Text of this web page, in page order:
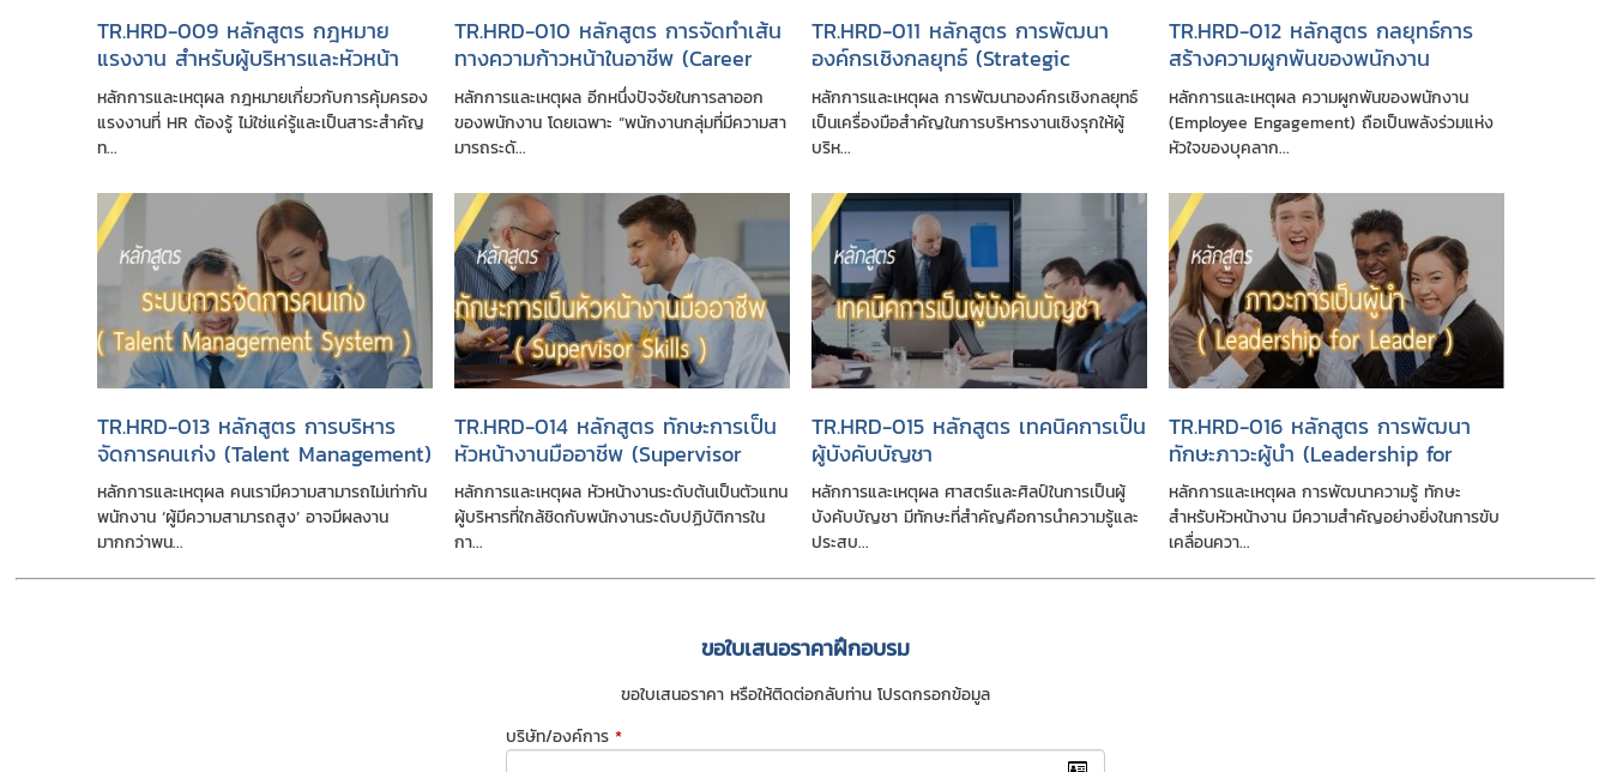
TR.HRD-009 หลักสูตร กฎหมาย
แรงงาน สำหรับผู้บริหารและหัวหน้า
งาน
หลักการและเหตุผล กฎหมายเกี่ยวกับการคุ้มครอง
แรงงานที่ HR ต้องรู้ ไม่ใช่แค่รู้และเป็นสาระสำคัญ
ท...
TR.HRD-010 หลักสูตร การจัดทำเส้น
ทางความก้าวหน้าในอาชีพ (Career
path Management)
หลักการและเหตุผล อีกหนึ่งปัจจัยในการลาออก
ของพนักงาน โดยเฉพาะ “พนักงานกลุ่มที่มีความสา
มารถระดั...
TR.HRD-011 หลักสูตร การพัฒนา
องค์กรเชิงกลยุทธ์ (Strategic
Organization Development)
หลักการและเหตุผล การพัฒนาองค์กรเชิงกลยุทธ์
เป็นเครื่องมือสำคัญในการบริหารงานเชิงรุกให้ผู้
บริห...
TR.HRD-012 หลักสูตร กลยุทธ์การ
สร้างความผูกพันของพนักงาน
หลักการและเหตุผล ความผูกพันของพนักงาน
(Employee Engagement) ถือเป็นพลังร่วมแห่ง
หัวใจของบุคลาก...
TR.HRD-013 หลักสูตร การบริหาร
จัดการคนเก่ง (Talent Management)
หลักการและเหตุผล คนเรามีความสามารถไม่เท่ากัน
พนักงาน ‘ผู้มีความสามารถสูง’ อาจมีผลงาน
มากกว่าพน...
TR.HRD-014 หลักสูตร ทักษะการเป็น
หัวหน้างานมืออาชีพ (Supervisor
Skills)
หลักการและเหตุผล หัวหน้างานระดับต้นเป็นตัวแทน
ผู้บริหารที่ใกล้ชิดกับพนักงานระดับปฏิบัติการใน
กา...
TR.HRD-015 หลักสูตร เทคนิคการเป็น
ผู้บังคับบัญชา
หลักการและเหตุผล ศาสตร์และศิลป์ในการเป็นผู้
บังคับบัญชา มีทักษะที่สำคัญคือการนำความรู้และ
ประสบ...
TR.HRD-016 หลักสูตร การพัฒนา
ทักษะภาวะผู้นำ (Leadership for
Leader)
หลักการและเหตุผล การพัฒนาความรู้ ทักษะ
สำหรับหัวหน้างาน มีความสำคัญอย่างยิ่งในการขับ
เคลื่อนควา...
ขอใบเสนอราคาฝึกอบรม
ขอใบเสนอราคา หรือให้ติดต่อกลับท่าน โปรดกรอกข้อมูล
บริษัท/องค์การ *